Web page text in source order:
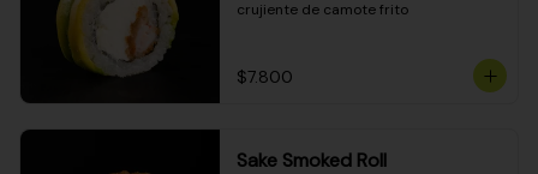
crujiente de camote frito
$7.800
Sake Smoked Roll